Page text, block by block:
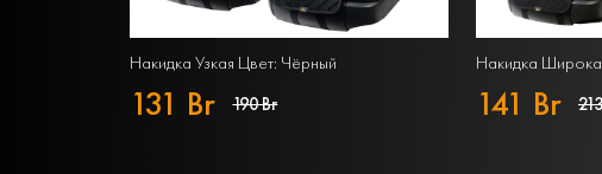
Накидка Узкая Цвет: Чёрный
131 Br 190 Br
Накидка
141 Br